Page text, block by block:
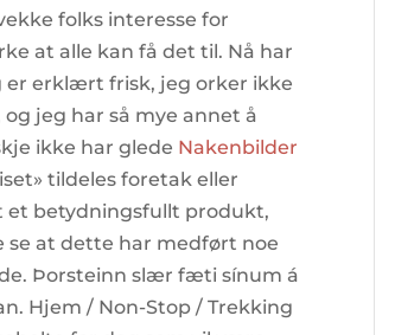
folks interesse for
at alle kan få det til. Nå har
erklært frisk, jeg orker ikke
jeg har så mye annet å
ikke har glede Nakenbilder
tildeles foretak eller
et betydningsfullt produkt,
at dette har medført noe
Þorsteinn slær fæti sínum á
Hjem / Non-Stop / Trekking